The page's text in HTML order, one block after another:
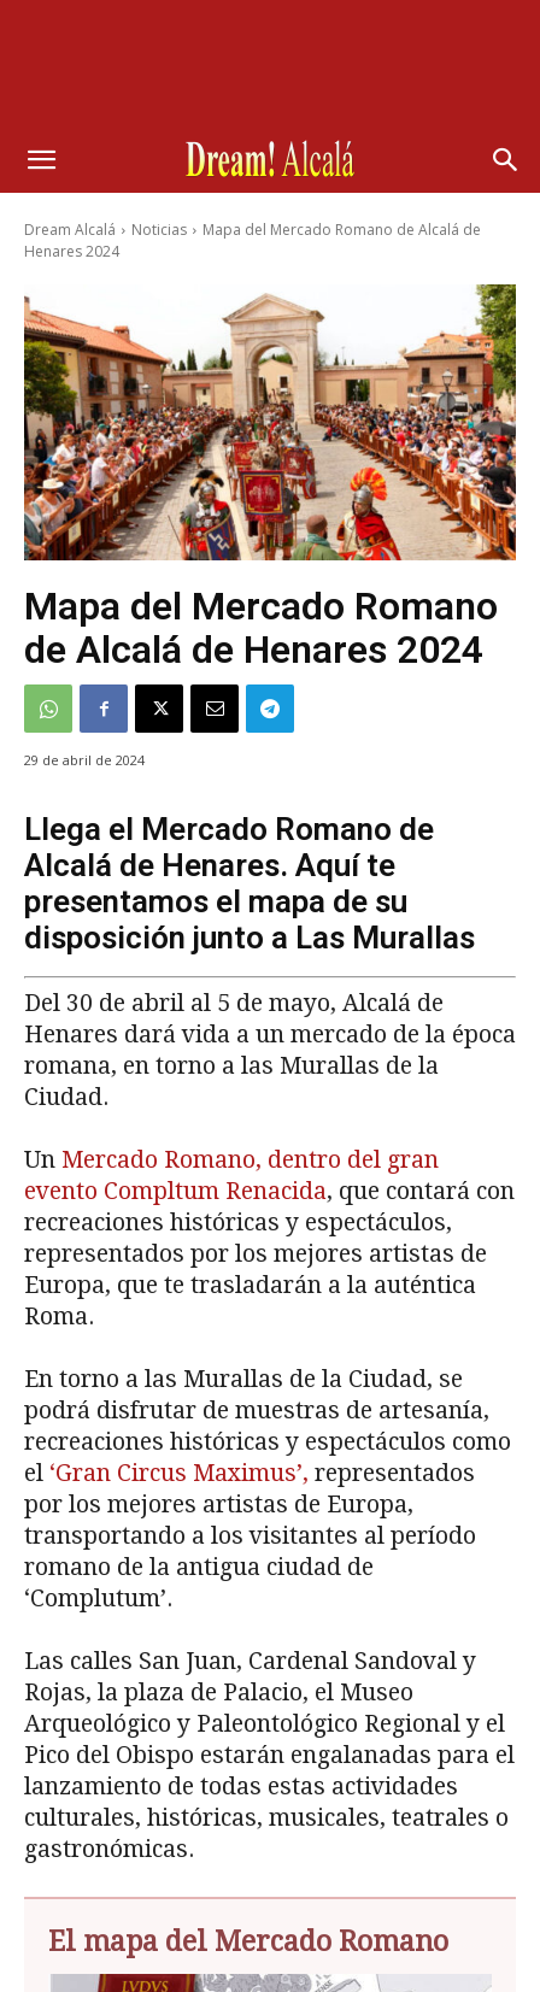
Dream Alcalá Noticias
Mapa del Mercado Romano de Alcalá de
Henares 2024
Mapa del Mercado Romano
de Alcalá de Henares 2024
29 de abril de 2024
Llega el Mercado Romano de
Alcalá de Henares. Aquí te
presentamos el mapa de su
disposición junto a Las Murallas
Del 30 de abril al 5 de mayo, Alcalá de
Henares dará vida a un mercado de la época
romana, en torno a las Murallas de la
Ciudad.
Un Mercado Romano, dentro del gran
evento Compltum Renacida, que contará con
recreaciones históricas y espectáculos,
representados por los mejores artistas de
Europa, que te trasladarán a la auténtica
Roma.
En torno a las Murallas de la Ciudad, se
podrá disfrutar de muestras de artesanía,
recreaciones históricas y espectáculos como
el ‘Gran Circus Maximus’, representados
por los mejores artistas de Europa,
transportando a los visitantes al período
romano de la antigua ciudad de
‘Complutum’.
Las calles San Juan, Cardenal Sandoval y
Rojas, la plaza de Palacio, el Museo
Arqueológico y Paleontológico Regional y el
Pico del Obispo estarán engalanadas para el
lanzamiento de todas estas actividades
culturales, históricas, musicales, teatrales o
gastronómicas.
El mapa del Mercado Romano